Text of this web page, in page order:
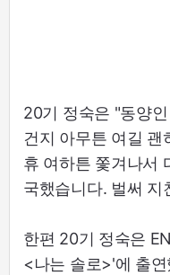
20기 정숙은 "동양
건지 아무튼 여길 괜
휴 여하튼 쫓겨나서
국했습니다. 벌써 지
한편 20기 정숙은
<나는 솔로>'에 출